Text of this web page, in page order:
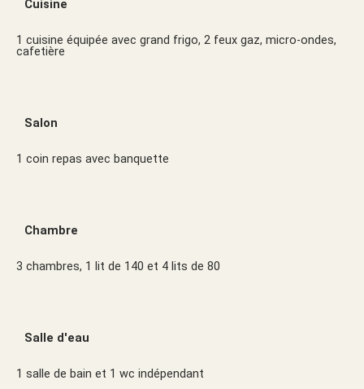
Cuisine
1 cuisine équipée avec grand frigo, 2 feux gaz, micro-ondes,
cafetière
Salon
1 coin repas avec banquette
Chambre
3 chambres, 1 lit de 140 et 4 lits de 80
Salle d'eau
1 salle de bain et 1 wc indépendant